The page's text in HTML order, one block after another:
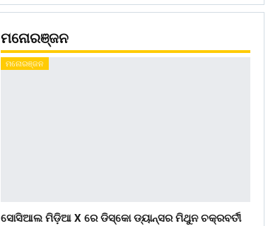
ମନୋରଞ୍ଜନ
ମନୋରଞ୍ଜନ
ସୋସିଆଲ ମିଡ଼ିଆ X ରେ ଡିସ୍କୋ ଡ୍ୟାନ୍ସର ମିଥୁନ ଚକ୍ରବର୍ତୀ